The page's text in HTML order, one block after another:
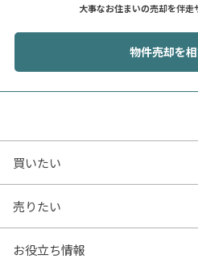
大事なお住まいの売却を伴走
物件売却を
買いたい
買いたいTOP
売りたい
売りたいTOP
お役立ち情報